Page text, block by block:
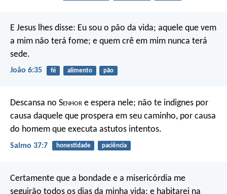
E Jesus lhes disse: Eu sou o pão da vida; aquele que vem
a mim não terá fome; e quem crê em mim nunca terá
sede.
João 6:35 fé alimento pão
Descansa no Senhor e espera nele; não te indignes por
causa daquele que prospera em seu caminho, por causa
do homem que executa astutos intentos.
Salmo 37:7 honestidade paciência
Certamente que a bondade e a misericórdia me
seguirão todos os dias da minha vida; e habitarei na